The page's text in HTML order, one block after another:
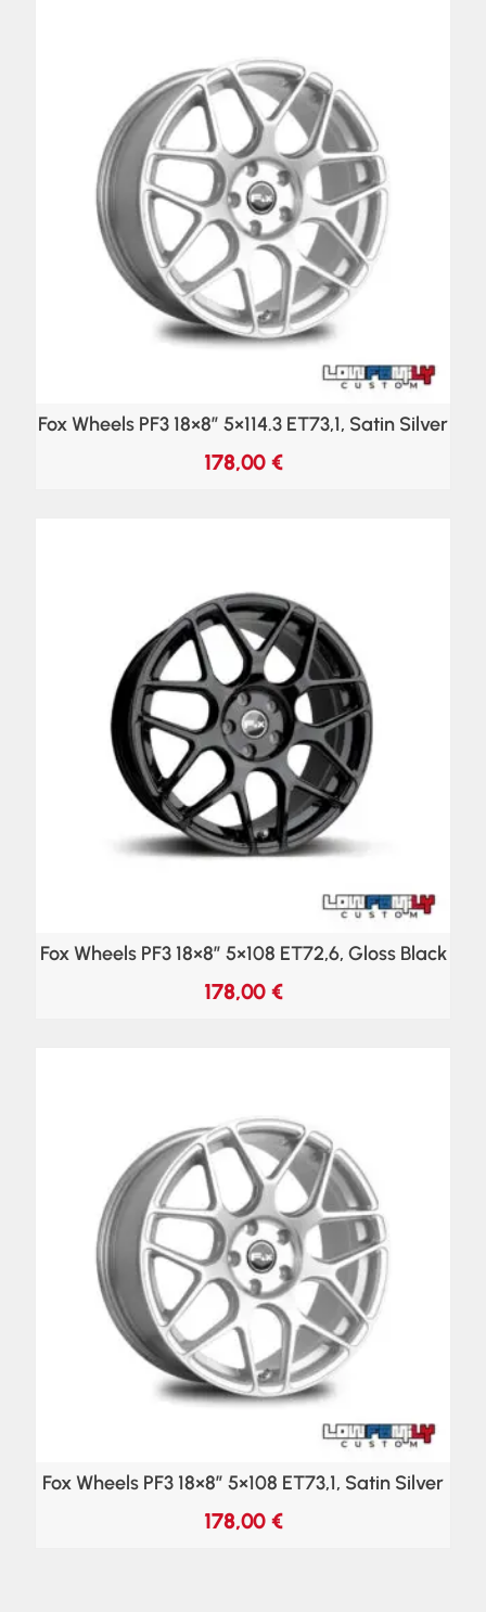
Fox Wheels PF3 18×8″ 5×114.3 ET73,1, Satin Silver
178,00 €
Fox Wheels PF3 18×8″ 5×108 ET72,6, Gloss Black
178,00 €
Fox Wheels PF3 18×8″ 5×108 ET73,1, Satin Silver
178,00 €